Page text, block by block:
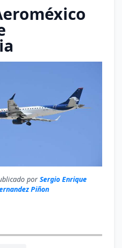
por Sergio Enrique
Piñon